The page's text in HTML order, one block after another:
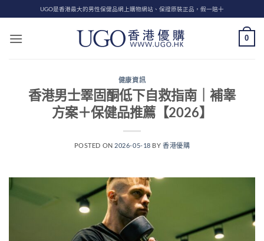
to
content
UGO是香港最大的男性保健品網上購物網站、保證原裝正品，假一賠十
0
健康資訊
香港男士睪固酮低下自救指南｜補睾
方案＋保健品推薦【2026】
POSTED ON 2026-05-18 BY香港優購